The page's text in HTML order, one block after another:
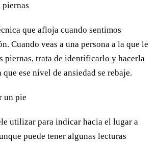
que afloja cuando sentimos
Cuando veas a una persona a la que le
piernas, trata de identificarlo y hacerla
ese nivel de ansiedad se rebaje.
pie
utilizar para indicar hacia el lugar a
puede tener algunas lecturas